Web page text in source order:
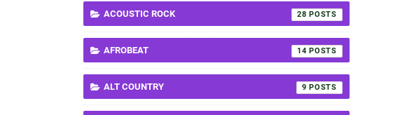
ACOUSTIC ROCK 28
AFROBEAT 14
ALT COUNTRY 9